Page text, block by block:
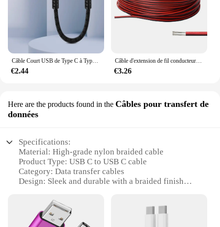
Câble Court USB de Type C à Type C, Snap0.25, 0.5m, Coude Résistant à 90 °, Charge Rapide, Données, Batterie Externe, Fil pour iPhone 15, IPad
€2.44
Câble d'extension de fil conducteur pour bandes lumineuses LED, 2 fils toronnés, cuivre étamé, rouge et noir, 10m, 50m, 100m, 22AWG, 12V, 2 broches
€3.26
Here are the products found in the Câbles pour transfert de
données
Specifications:
Material: High-grade nylon braided cable
Product Type: USB C to USB C cable
Category: Data transfer cables
Design: Sleek and durable with a braided finish
Parts: Includes USB C connector on both ends
Features: